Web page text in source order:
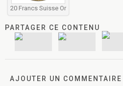
20 Francs Suisse Or
PARTAGER CE CONTENU
AJOUTER UN COMMENTAIRE